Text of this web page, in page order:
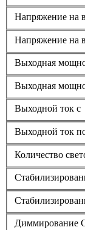
Напряжение на
Напряжение на
Выходная
Выходная
Выходной ток с
Выходной ток
Количество
Диммирование